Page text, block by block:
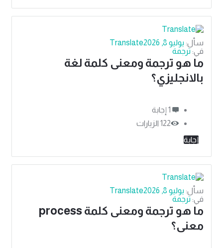
Translate سأل: يوليو 8, 2026
في: ترجمة
ما هو ترجمة ومعنى كلمة لغة
بالانجليزي؟
‫1 إجابة
122 الزيارات
إجابة
Translate سأل: يوليو 8, 2026
في: ترجمة
ما هو ترجمة ومعنى كلمة process
معنى؟